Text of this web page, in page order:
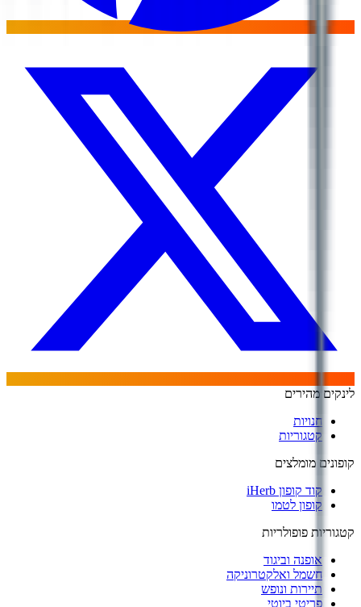
לינקים מהירים
חנויות
קטגוריות
קופונים מומלצים
קוד קופון iHerb
קופון לטמו
קטגוריות פופולריות
אופנה וביגוד
חשמל ואלקטרוניקה
תיירות ונופש
פריטי ביוטי